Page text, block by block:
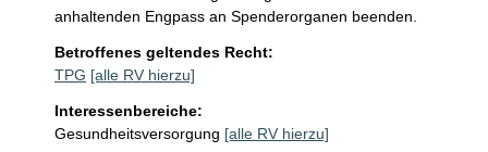
anhaltenden Engpass an Spenderorganen beenden.
Betroffenes geltendes Recht:
TPG [alle RV hierzu]
Interessenbereiche:
Gesundheitsversorgung [alle RV hierzu]